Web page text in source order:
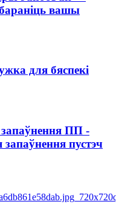
вашы
для бяспекі
ПП -
пустэч